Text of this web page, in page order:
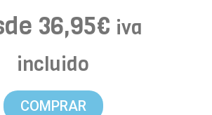
36,95€ iva
incluido
COMPRAR